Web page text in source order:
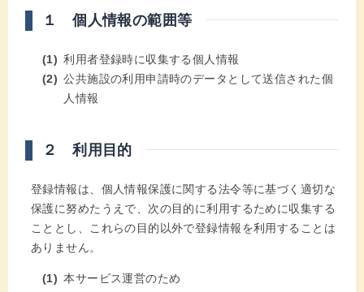
１ 個人情報の範囲等
利用者登録時に収集する個人情報
公共施設の利用申請時のデータとして送信された個
人情報
２ 利用目的
登録情報は、個人情報保護に関する法令等に基づく適切な
保護に努めたうえで、次の目的に利用するために収集する
こととし、これらの目的以外で登録情報を利用することは
ありません。
本サービス運営のため